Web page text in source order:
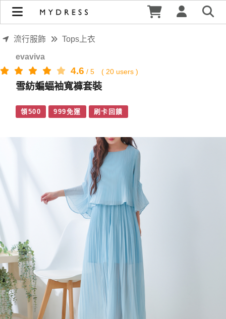
雪紡蝙蝠袖寬褲套裝 | MYDRESS 時裳韓風
流行服飾 Tops上衣
evaviva
4.6 / 5 ( 20 users )
雪紡蝙蝠袖寬褲套裝
領500 999免運 刷卡回饋